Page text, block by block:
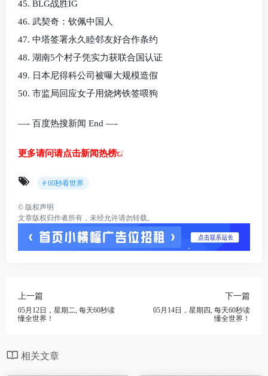
45. BLG战胜IG
46. 武契奇：钦佩中国人
47. 中塔签署永久睦邻友好合作条约
48. 湖南5个村子凭实力获联合国认证
49. 日本尼得科公司被曝大规模造假
50. 市监局回应女子用烧烤铁签喂狗
—- 百度热搜新闻 End —-
更多请问请点击新闻热榜
# 60秒看世界
© 版权声明
文章版权归作者所有，未经允许请勿转载。
上一篇
05月12日，星期二, 每天60秒读
懂全世界！
下一篇
05月14日，星期四, 每天60秒读
懂全世界！
相关文章